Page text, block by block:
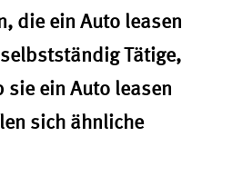
die ein Auto leasen
Tätige,
sie ein Auto leasen
sich ähnliche